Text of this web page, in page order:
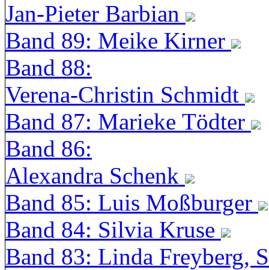
Jan-Pieter Barbian
Band 89: Meike Kirner
Band 88:
Verena-Christin Schmidt
Band 87: Marieke Tödter
Band 86:
Alexandra Schenk
Band 85: Luis Moßburger
Band 84: Silvia Kruse
Band 83: Linda Freyberg,